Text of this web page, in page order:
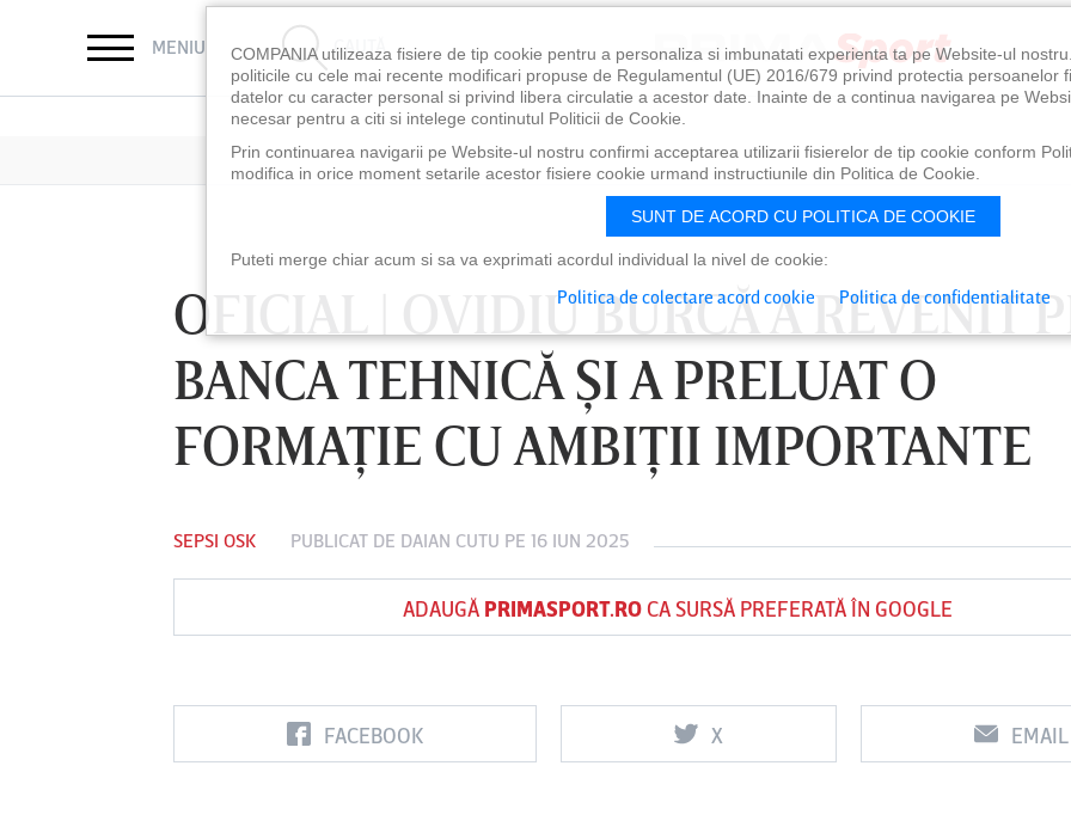
MENIU CAUTĂ
OFICIAL | OVIDIU BURCĂ A REVENIT PE
BANCA TEHNICĂ ŞI A PRELUAT O
FORMAŢIE CU AMBIŢII IMPORTANTE
SEPSI OSK PUBLICAT DE DAIAN CUTU PE 16 IUN 2025
ADAUGĂ PRIMASPORT.ROCA SURSĂ PREFERATĂ ÎN GOOGLE
FACEBOOK X EMAIL
FC Botoşani
Vs
Corvinul
Hunedoara
Sepsi OSK Sf
Vs
FCSB UTA Arad
Vs
Rapid
COMPANIA utilizeaza fisiere de tip cookie pentru a personaliza si imbunatati experienta ta pe Website-ul
politicile cu cele mai recente modificari propuse de Regulamentul (UE) 2016/679 privind protectia persoanelor
datelor cu caracter personal si privind libera circulatie a acestor date. Inainte de a continua navigarea pe
necesar pentru a citi si intelege continutul Politicii de Cookie.
Prin continuarea navigarii pe Website-ul nostru confirmi acceptarea utilizarii fisierelor de tip cookie conform
modifica in orice moment setarile acestor fisiere cookie urmand instructiunile din Politica de Cookie.
SUNT DE ACORD CU POLITICA DE COOKIE
Puteti merge chiar acum si sa va exprimati acordul individual la nivel de cookie:
Politica de colectare acord cookie Politica de confidentialitate